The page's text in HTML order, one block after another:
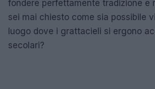
fondere perfettamente tradizione e
sei mai chiesto come sia possibile
luogo dove i grattacieli si ergono
secolari?